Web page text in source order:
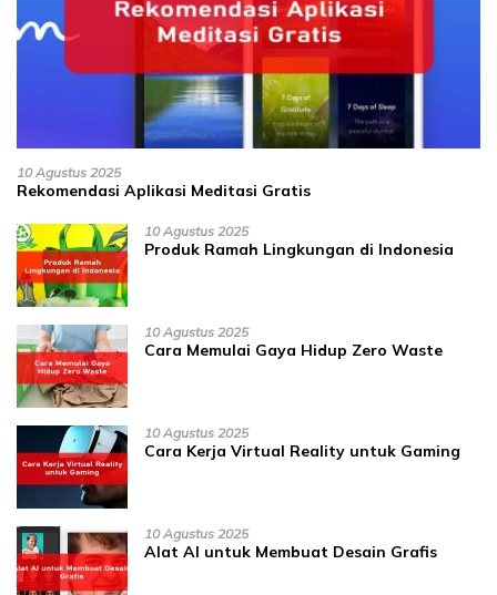
10 Agustus 2025
Rekomendasi Aplikasi Meditasi Gratis
10 Agustus 2025
Produk Ramah Lingkungan di Indonesia
10 Agustus 2025
Cara Memulai Gaya Hidup Zero Waste
10 Agustus 2025
Cara Kerja Virtual Reality untuk Gaming
10 Agustus 2025
Alat AI untuk Membuat Desain Grafis